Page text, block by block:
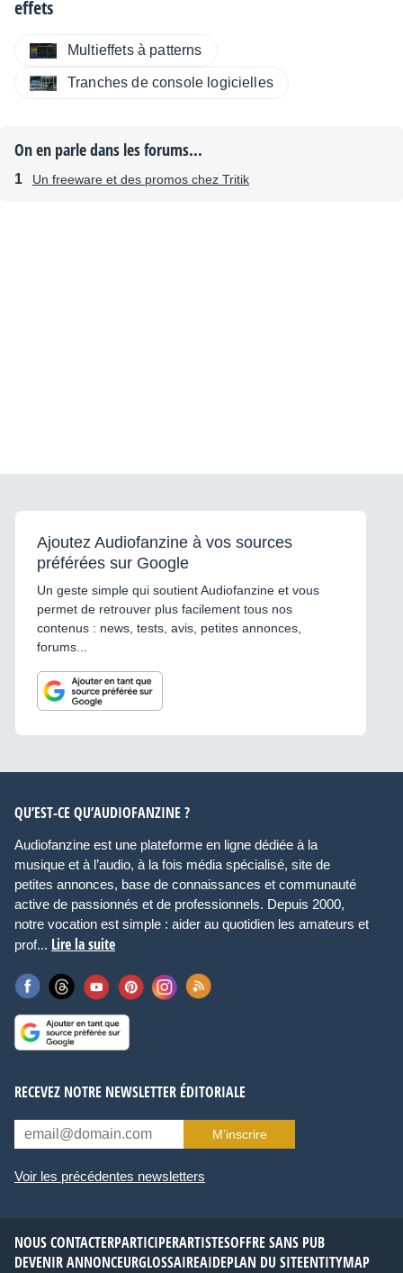
effets
Multieffets à patterns
Tranches de console logicielles
On en parle dans les forums...
Un freeware et des promos chez Tritik
Ajoutez Audiofanzine à vos sources
préférées sur Google
Un geste simple qui soutient Audiofanzine et vous
permet de retrouver plus facilement tous nos
contenus : news, tests, avis, petites annonces,
forums...
QU’EST-CE QU’AUDIOFANZINE ?
Audiofanzine est une plateforme en ligne dédiée à la
musique et à l’audio, à la fois média spécialisé, site de
petites annonces, base de connaissances et communauté
active de passionnés et de professionnels. Depuis 2000,
notre vocation est simple : aider au quotidien les amateurs et
prof... Lire la suite
RECEVEZ NOTRE NEWSLETTER ÉDITORIALE
M’inscrire
Voir les précédentes newsletters
NOUS CONTACTERPARTICIPERARTISTESOFFRE SANS PUB
DEVENIR ANNONCEURGLOSSAIREAIDEPLAN DU SITEENTITYMAP